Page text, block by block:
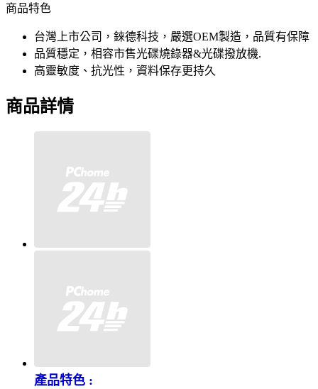
商品特色
台灣上市公司，錸德科技，嚴選OEM製造，品質有保障
品質穩定，相容市售光碟燒錄器&光碟撥放機.
高靈敏度、抗光性，資料保存更持久
商品詳情
產品特色 :